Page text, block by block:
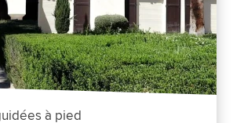
à pied